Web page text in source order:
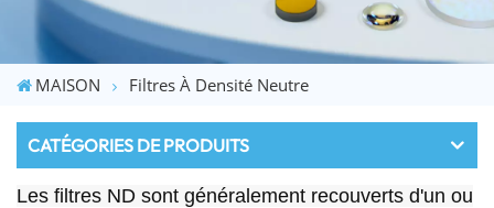
MAISON Filtres À Densité Neutre
CATÉGORIES DE PRODUITS
Les filtres ND sont généralement recouverts d'un ou